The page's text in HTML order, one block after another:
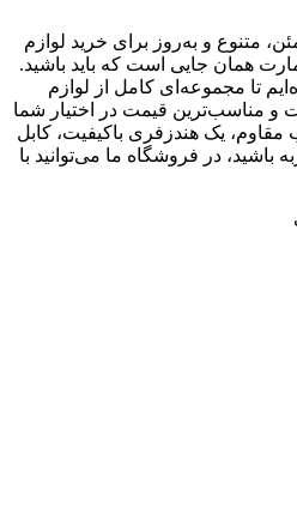
متنوع و به‌روز برای خرید لوازم
همان جایی است که باید باشید.
تا مجموعه‌ای کامل از لوازم
و مناسب‌ترین قیمت در اختیار شما
مقاوم، یک هندزفری باکیفیت، کابل
در فروشگاه ما می‌توانید با